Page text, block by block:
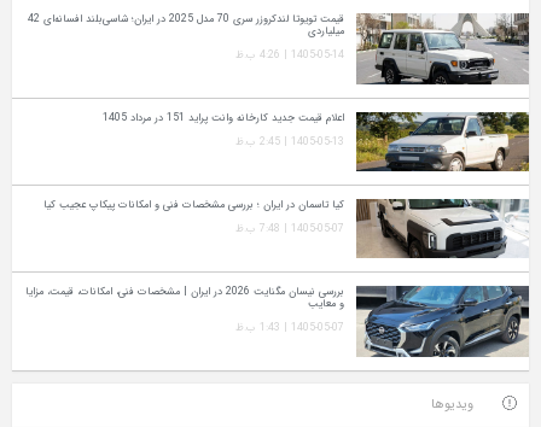
قیمت تویوتا لندکروزر سری 70 مدل 2025 در ایران؛ شاسی‌بلند افسانه‌ای 42
میلیاردی
1405-05-14 | 4:26 ب.ظ
اعلام قیمت جدید کارخانه وانت پراید 151 در مرداد 1405
1405-05-13 | 2:45 ب.ظ
کیا تاسمان در ایران ؛ بررسی مشخصات فنی و امکانات پیکاپ عجیب کیا
1405-05-07 | 7:48 ب.ظ
بررسی نیسان مگنایت 2026 در ایران | مشخصات فنی، امکانات، قیمت، مزایا
و معایب
1405-05-07 | 1:43 ب.ظ